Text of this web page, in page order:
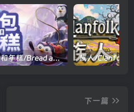
面包和年糕/Bread and Fred Build.21411256|动作冒险|容量1.1GB|官方中文版
下一篇